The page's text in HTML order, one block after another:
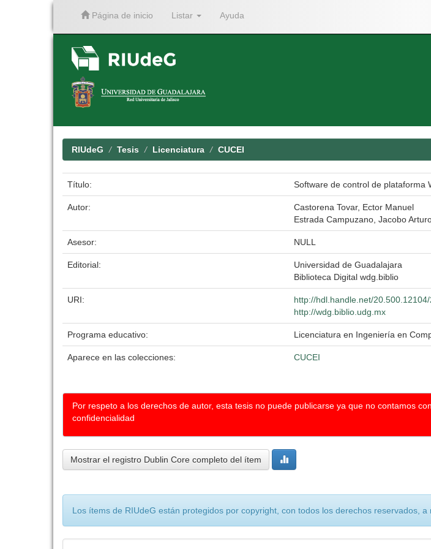
Página de inicio Listar Ayuda
RIUdeG Tesis Licenciatura CUCEI
Título: Software de control de plataforma
Autor:
Castorena Tovar, Ector Manuel
Estrada Campuzano, Jacobo
Asesor: NULL
Editorial:
Universidad de Guadalajara
Biblioteca Digital wdg.biblio
URI:
http://hdl.handle.net/
http://wdg.biblio.udg.mx
Programa educativo: Licenciatura en Ingeniería en
Aparece en las colecciones: CUCEI
Por respeto a los derechos de autor, esta tesis no puede publicarse ya que no contamos
confidencialidad
Mostrar el registro Dublin Core completo del ítem
Los ítems de RIUdeG están protegidos por copyright, con todos los derechos reservados, a